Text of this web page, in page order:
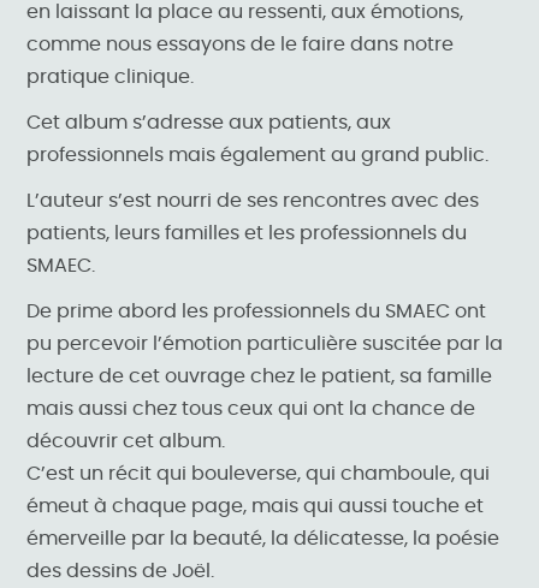
en laissant la place au ressenti, aux émotions,
comme nous essayons de le faire dans notre
pratique clinique.
Cet album s’adresse aux patients, aux
professionnels mais également au grand public.
L’auteur s’est nourri de ses rencontres avec des
patients, leurs familles et les professionnels du
SMAEC.
De prime abord les professionnels du SMAEC ont
pu percevoir l’émotion particulière suscitée par la
lecture de cet ouvrage chez le patient, sa famille
mais aussi chez tous ceux qui ont la chance de
découvrir cet album.
C’est un récit qui bouleverse, qui chamboule, qui
émeut à chaque page, mais qui aussi touche et
émerveille par la beauté, la délicatesse, la poésie
des dessins de Joël.